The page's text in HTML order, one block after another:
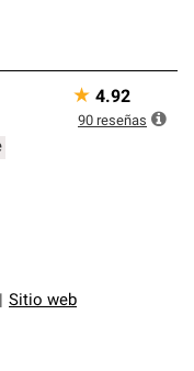
Sitio web
★ 4.92
90 reseñas